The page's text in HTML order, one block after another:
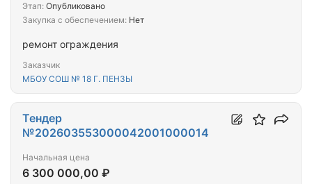
ремонт ограждения
Заказчик
МБОУ СОШ № 18 Г. ПЕНЗЫ
Этап: Опубликовано
Закупка с обеспечением: Нет
Тендер
№202603553000042001000014
Начальная цена
6 300 000,00 ₽